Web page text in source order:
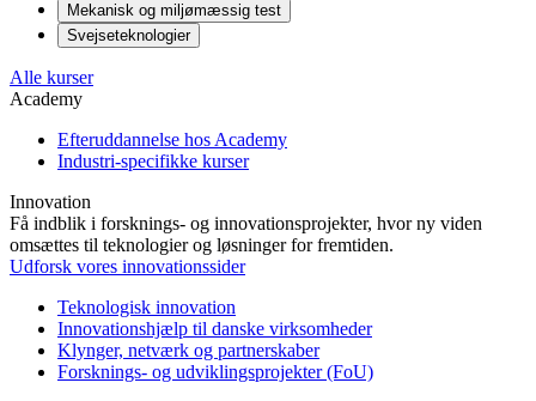
Mekanisk og miljømæssig test
Svejseteknologier
Alle kurser
Academy
Efteruddannelse hos Academy
Industri-specifikke kurser
Innovation
Få indblik i forsknings- og innovationsprojekter, hvor ny viden
omsættes til teknologier og løsninger for fremtiden.
Udforsk vores innovationssider
Teknologisk innovation
Innovationshjælp til danske virksomheder
Klynger, netværk og partnerskaber
Forsknings- og udviklingsprojekter (FoU)